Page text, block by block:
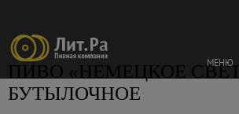
МЕНЮ
ПИВО «НЕМЕЦКОЕ
БУТЫЛОЧНОЕ